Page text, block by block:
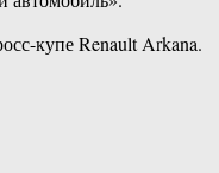
купе Renault Arkana.